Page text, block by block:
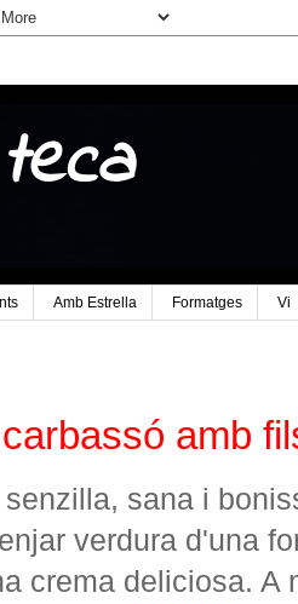
Amb Estrella Formatges Vi
amb
sana i
verdura d'una
crema deliciosa.